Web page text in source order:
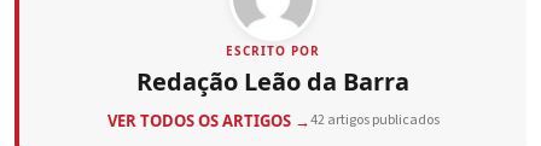
ESCRITO POR
Redação Leão da Barra
VER TODOS OS ARTIGOS →42 artigos publicados